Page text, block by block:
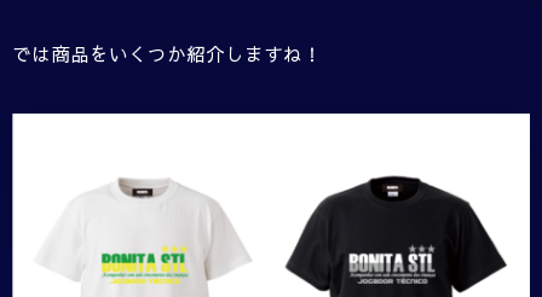
では商品をいくつか紹介しますね！